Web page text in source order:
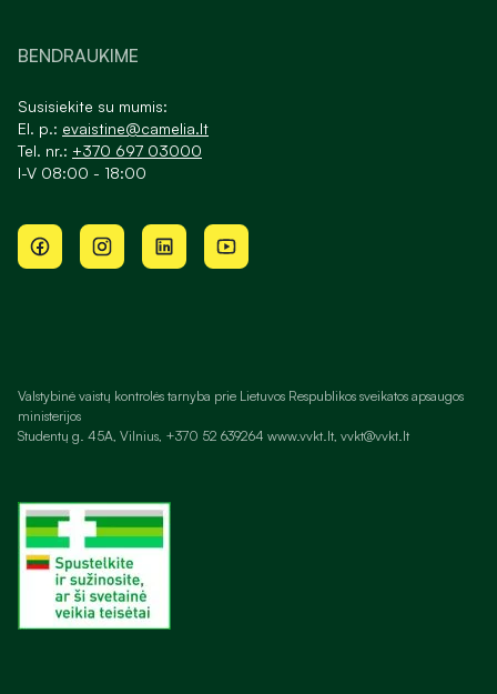
BENDRAUKIME
Susisiekite su mumis:
El. p.: evaistine@camelia.lt
Tel. nr.: +370 697 03000
I-V 08:00 - 18:00
Valstybinė vaistų kontrolės tarnyba prie Lietuvos Respublikos sveikatos apsaugos
ministerijos
Studentų g. 45A, Vilnius, +370 52 639264 www.vvkt.lt, vvkt@vvkt.lt